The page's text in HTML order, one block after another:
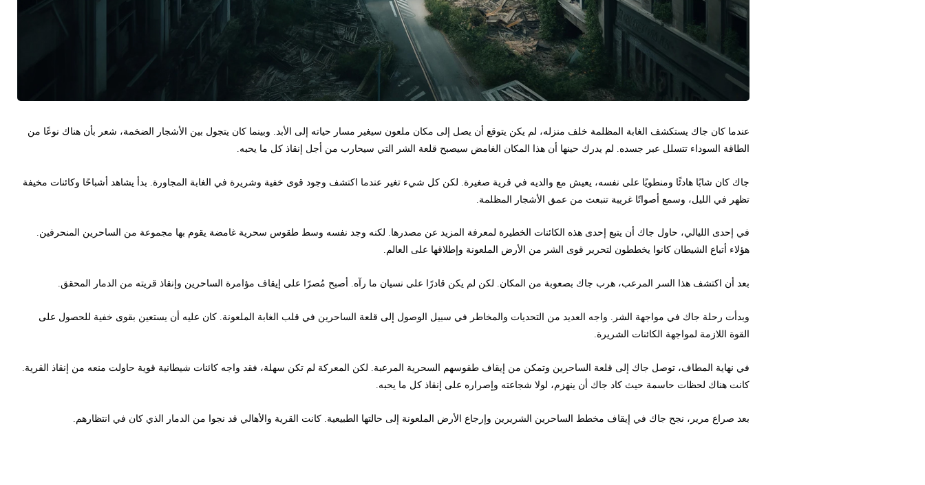
عندما كان جاك يستكشف الغابة المظلمة خلف منزله، لم يكن يتوقع أن يصل إلى مكان ملعون سيغير مسار حياته إلى الأبد. وبينما كان يتجول بين الأشجار الضخمة، شعر بأن هناك نوعًا من
الطاقة السوداء تتسلل عبر جسده. لم يدرك حينها أن هذا المكان الغامض سيصبح قلعة الشر التي سيحارب من أجل إنقاذ كل ما يحبه.
جاك كان شابًا هادئًا ومنطويًا على نفسه، يعيش مع والديه في قرية صغيرة. لكن كل شيء تغير عندما اكتشف وجود قوى خفية وشريرة في الغابة المجاورة. بدأ يشاهد أشباحًا وكائنات مخيفة
تظهر في الليل، وسمع أصواتًا غريبة تنبعث من عمق الأشجار المظلمة.
في إحدى الليالي، حاول جاك أن يتبع إحدى هذه الكائنات الخطيرة لمعرفة المزيد عن مصدرها. لكنه وجد نفسه وسط طقوس سحرية غامضة يقوم بها مجموعة من الساحرين المنحرفين.
هؤلاء أتباع الشيطان كانوا يخططون لتحرير قوى الشر من الأرض الملعونة وإطلاقها على العالم.
بعد أن اكتشف هذا السر المرعب، هرب جاك بصعوبة من المكان. لكن لم يكن قادرًا على نسيان ما رآه. أصبح مُصرًا على إيقاف مؤامرة الساحرين وإنقاذ قريته من الدمار المحقق.
وبدأت رحلة جاك في مواجهة الشر. واجه العديد من التحديات والمخاطر في سبيل الوصول إلى قلعة الساحرين في قلب الغابة الملعونة. كان عليه أن يستعين بقوى خفية للحصول على
القوة اللازمة لمواجهة الكائنات الشريرة.
في نهاية المطاف، توصل جاك إلى قلعة الساحرين وتمكن من إيقاف طقوسهم السحرية المرعبة. لكن المعركة لم تكن سهلة، فقد واجه كائنات شيطانية قوية حاولت منعه من إنقاذ القرية.
كانت هناك لحظات حاسمة حيث كاد جاك أن ينهزم، لولا شجاعته وإصراره على إنقاذ كل ما يحبه.
بعد صراع مرير، نجح جاك في إيقاف مخطط الساحرين الشريرين وإرجاع الأرض الملعونة إلى حالتها الطبيعية. كانت القرية والأهالي قد نجوا من الدمار الذي كان في انتظارهم.